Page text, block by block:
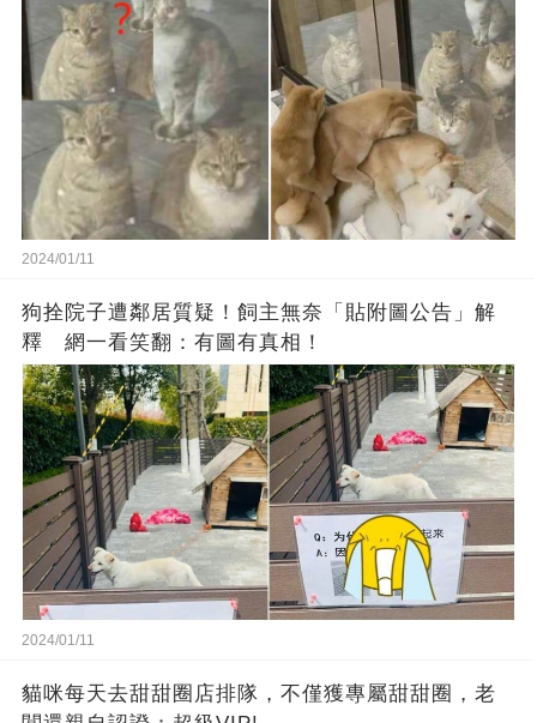
2024/01/11
狗拴院子遭鄰居質疑！飼主無奈「貼附圖公告」解
釋 網一看笑翻：有圖有真相！
2024/01/11
貓咪每天去甜甜圈店排隊，不僅獲專屬甜甜圈，老